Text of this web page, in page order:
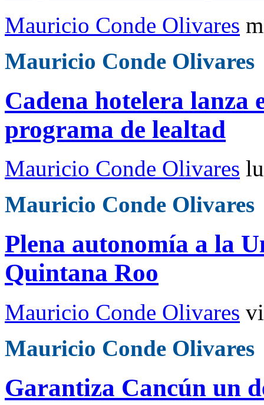
Mauricio Conde Olivares
Mauricio Conde Olivares
Cadena hotelera lanza
programa de lealtad
Mauricio Conde Olivares
Mauricio Conde Olivares
Plena autonomía a la
Quintana Roo
Mauricio Conde Olivares
Mauricio Conde Olivares
Garantiza Cancún un